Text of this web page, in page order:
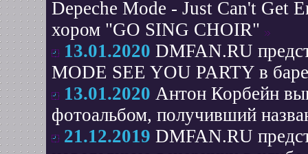
Depeche Mode - Just Can't Get
хором "GO SING CHOIR"
13.01.2020 DMFAN.RU
MODE SEE YOU PARTY в
13.01.2020 Антон Корбейн
фотоальбом, получивший
21.12.2019 DMFAN.RU